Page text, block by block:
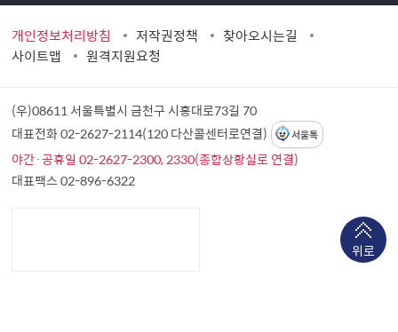
개인정보처리방침 저작권정책
찾아오시는길
사이트맵
원격지원요청
위로
(우)08611 서울특별시 금천구 시흥대로73길 70
대표전화 02-2627-2114(120 다산콜센터로연결)
서울톡
야간·공휴일 02-2627-2300, 2330(종합상황실로 연결)
대표팩스 02-896-6322